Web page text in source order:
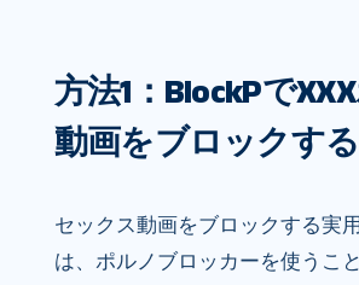
方法1：BlockPで
動画をブロックする
セックス動画をブロックする実
は、ポルノブロッカーを使うこ